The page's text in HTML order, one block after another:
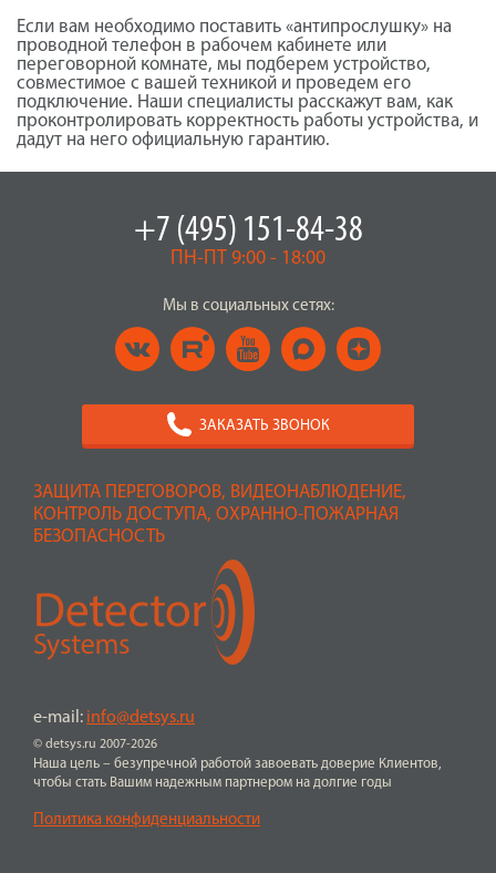
Если вам необходимо поставить «антипрослушку» на
проводной телефон в рабочем кабинете или
переговорной комнате, мы подберем устройство,
совместимое с вашей техникой и проведем его
подключение. Наши специалисты расскажут вам, как
проконтролировать корректность работы устройства, и
дадут на него официальную гарантию.
ЗАЩИТА ПЕРЕГОВОРОВ, ВИДЕОНАБЛЮДЕНИЕ,
КОНТРОЛЬ ДОСТУПА, ОХРАННО-ПОЖАРНАЯ
БЕЗОПАСНОСТЬ
© detsys.ru 2007-2026
e-mail: info@detsys.ru
Наша цель – безупречной работой завоевать доверие Клиентов,
чтобы стать Вашим надежным партнером на долгие годы
Политика конфиденциальности
+7 (495) 151-84-38
ПН-ПТ 9:00 - 18:00
Мы в социальных сетях:
ЗАКАЗАТЬ ЗВОНОК